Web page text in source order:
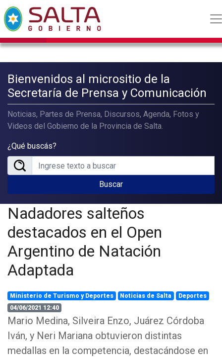
Bienvenidos al micrositio de la
Secretaría de Prensa y Comunicación
Noticias, Partes de Prensa, Discursos, Agenda, Fotos y
Videos del Gobierno de la Provincia de Salta.
¿Qué buscás?
Buscar
Nadadores salteños
destacados en el Open
Argentino de Natación
Adaptada
Ministerio de Turismo y Deportes Noticias de Salta
Deportes
04/06/2021 12:40
Mario Medina, Silveira Enzo, Juárez Córdoba
Iván, y Neri Mariana obtuvieron distintas
medallas en la competencia, destacándose en